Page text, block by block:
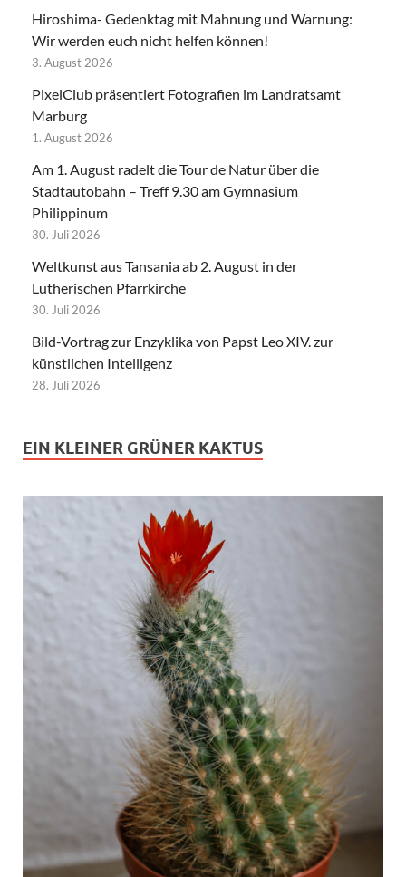
Hiroshima- Gedenktag mit Mahnung und Warnung:
Wir werden euch nicht helfen können!
3. August 2026
PixelClub präsentiert Fotografien im Landratsamt
Marburg
1. August 2026
Am 1. August radelt die Tour de Natur über die
Stadtautobahn – Treff 9.30 am Gymnasium
Philippinum
30. Juli 2026
Weltkunst aus Tansania ab 2. August in der
Lutherischen Pfarrkirche
30. Juli 2026
Bild-Vortrag zur Enzyklika von Papst Leo XIV. zur
künstlichen Intelligenz
28. Juli 2026
EIN KLEINER GRÜNER KAKTUS